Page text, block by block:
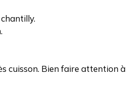
cuisson. Bien faire attention